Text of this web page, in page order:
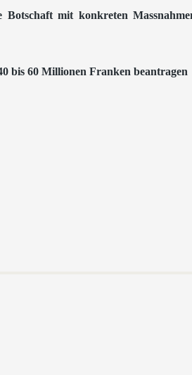
Botschaft mit konkreten
bis 60 Millionen Franken beantragen